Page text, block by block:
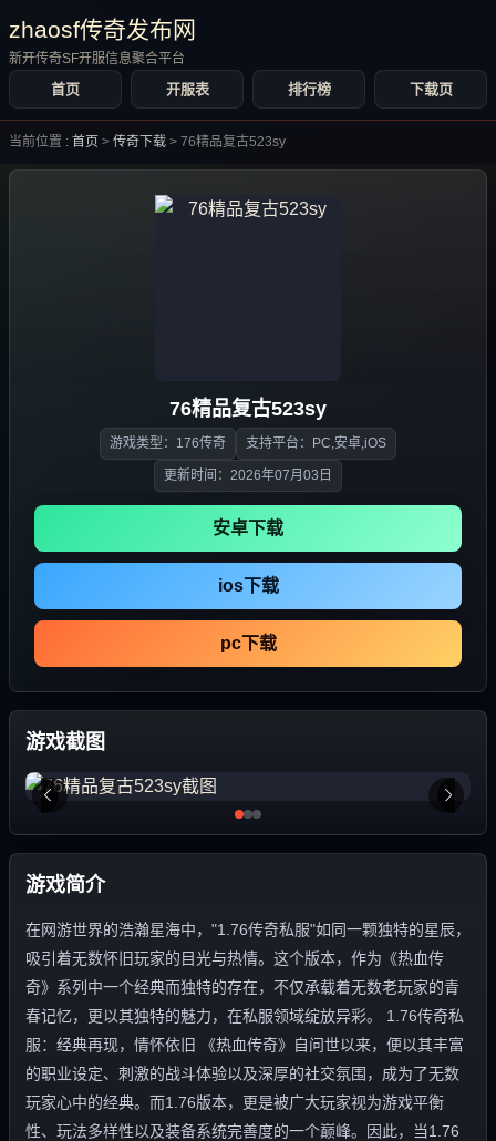
zhaosf传奇发布网
新开传奇SF开服信息聚合平台
首页 开服表 排行榜 下载页
当前位置 : 首页 > 传奇下载 > 76精品复古523sy
76精品复古523sy
游戏类型：176传奇 支持平台：PC,安卓,iOS
更新时间：2026年07月03日
安卓下载
ios下载
pc下载
游戏截图
游戏简介
在网游世界的浩瀚星海中，"1.76传奇私服"如同一颗独特的星辰，
吸引着无数怀旧玩家的目光与热情。这个版本，作为《热血传
奇》系列中一个经典而独特的存在，不仅承载着无数老玩家的青
春记忆，更以其独特的魅力，在私服领域绽放异彩。 1.76传奇私
服：经典再现，情怀依旧 《热血传奇》自问世以来，便以其丰富
的职业设定、刺激的战斗体验以及深厚的社交氛围，成为了无数
玩家心中的经典。而1.76版本，更是被广大玩家视为游戏平衡
性、玩法多样性以及装备系统完善度的一个巅峰。因此，当1.76